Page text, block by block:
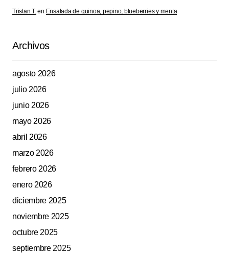
Tristan T. en Ensalada de quinoa, pepino, blueberries y menta
Archivos
agosto 2026
julio 2026
junio 2026
mayo 2026
abril 2026
marzo 2026
febrero 2026
enero 2026
diciembre 2025
noviembre 2025
octubre 2025
septiembre 2025